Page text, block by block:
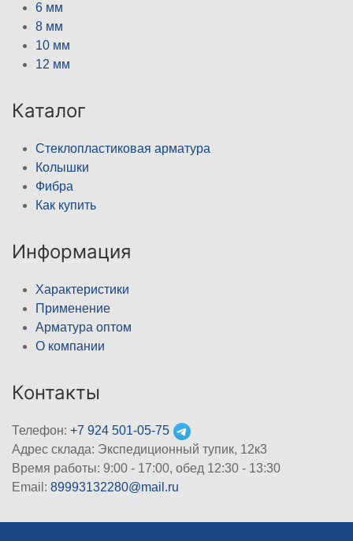
6 мм
8 мм
10 мм
12 мм
Каталог
Стеклопластиковая арматура
Колышки
Фибра
Как купить
Информация
Характеристики
Применение
Арматура оптом
О компании
Контакты
Телефон: +7 924 501-05-75
Адрес склада: Экспедиционный тупик, 12к3
Время работы: 9:00 - 17:00, обед 12:30 - 13:30
Email: 89993132280@mail.ru